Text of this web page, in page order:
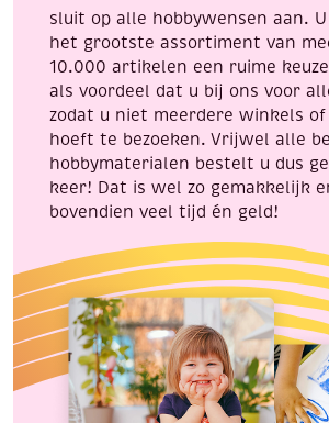
verf,
aantal
sluit op alle hobbywensen aan.
het grootste assortiment van
10.000 artikelen een ruime
als voordeel dat u bij ons voor
zodat u niet meerdere winkels of
hoeft te bezoeken. Vrijwel alle
hobbymaterialen bestelt u dus
keer! Dat is wel zo gemakkelijk
bovendien veel tijd én geld!